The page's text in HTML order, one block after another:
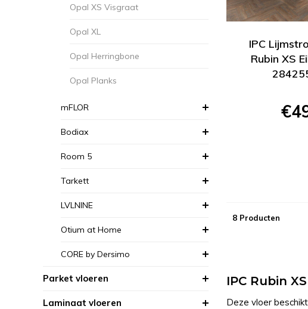
Opal XS Visgraat
Opal XL
Opal Herringbone
Opal Planks
mFLOR
Bodiax
Room 5
Tarkett
LVLNINE
Otium at Home
CORE by Dersimo
Parket vloeren
Laminaat vloeren
IPC
Rubin XS
8 Producten
IPC Rubin
Deze vloer